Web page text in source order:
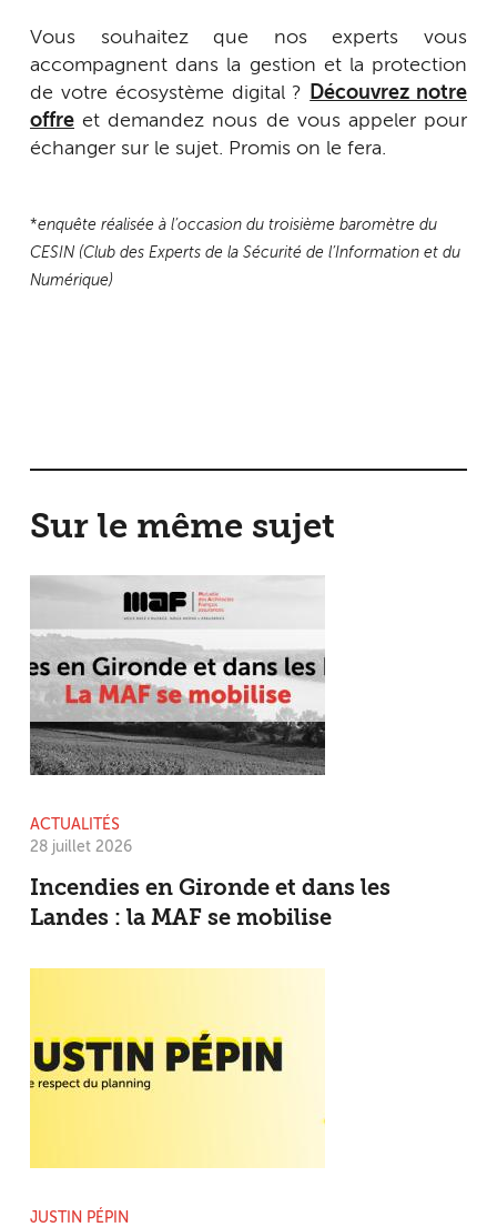
Vous souhaitez que nos experts vous
accompagnent dans la gestion et la protection
de votre écosystème digital ?
Découvrez notre
offre et demandez nous de vous appeler pour
échanger sur le sujet. Promis on le fera.
*enquête réalisée à l’occasion du troisième baromètre du
CESIN (Club des Experts de la Sécurité de l’Information et du
Numérique)
Sur le même sujet
ACTUALITÉS
28 juillet 2026
Incendies en Gironde et dans les
Landes : la MAF se mobilise
JUSTIN PÉPIN